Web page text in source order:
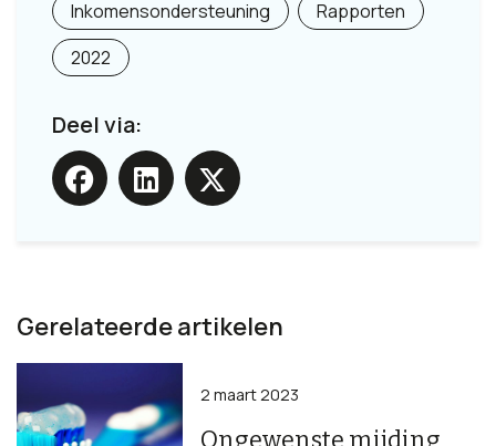
Inkomensondersteuning
Rapporten
2022
Deel via:
Gerelateerde artikelen
2 maart 2023